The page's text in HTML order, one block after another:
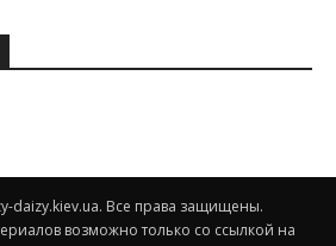
daizy.kiev.ua. Все права защищены.
возможно только со ссылкой на